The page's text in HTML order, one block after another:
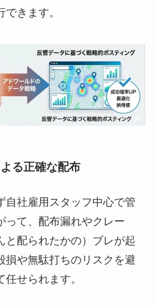
きます。
る正確な配布
自社雇用スタッフ中心で管
って、配布漏れやクレー
と配られたかの）ブレが起
損や無駄打ちのリスクを避
せられます。